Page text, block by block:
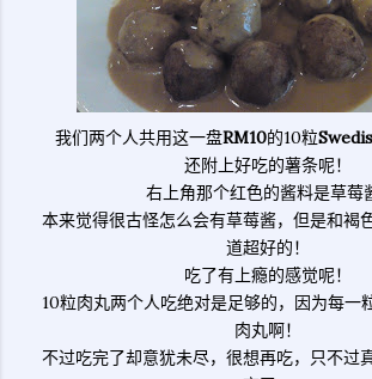
我们两个人共用这一盘RM10的10粒
还附上好吃的薯条呢！
右上角那个红色的酱料是草莓
本来觉得很古怪怎么会有草莓酱，但是和褐
道超好的！
吃了有上瘾的感觉呢！
10粒肉丸两个人吃绝对是足够的，因为每一
肉丸啊！
不过吃完了却意犹未尽，很想再吃，只不过